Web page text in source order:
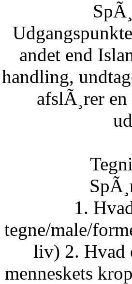
andet end
handling,
afslÃ¸rer
1.
tegne/male/
liv) 2. Hvad
menneskets